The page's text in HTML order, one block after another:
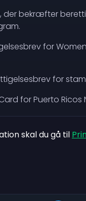
der bekræfter
for
for
for Puerto
skal du gå til